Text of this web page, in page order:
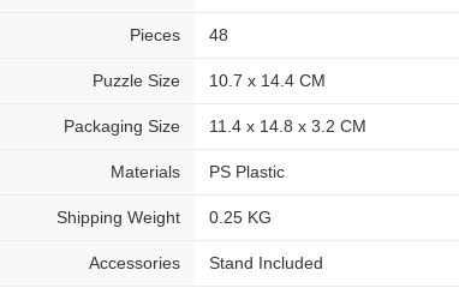
Pieces 48
Puzzle Size 10.7 x 14.4 CM
Packaging Size 11.4 x 14.8 x 3.2 CM
Materials PS Plastic
Shipping Weight 0.25 KG
Accessories Stand Included